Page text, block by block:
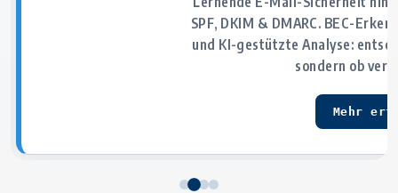
SPF, DKIM & DMARC. BEC-
und KI-gestützte Analyse:
sondern ob
Mehr